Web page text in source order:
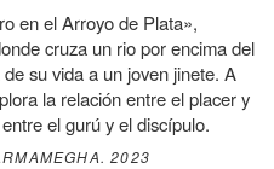
en el Arroyo de Plata»,
cruza un rio por encima del
su vida a un joven jinete. A
la relación entre el placer y
el gurú y el discípulo.
2023